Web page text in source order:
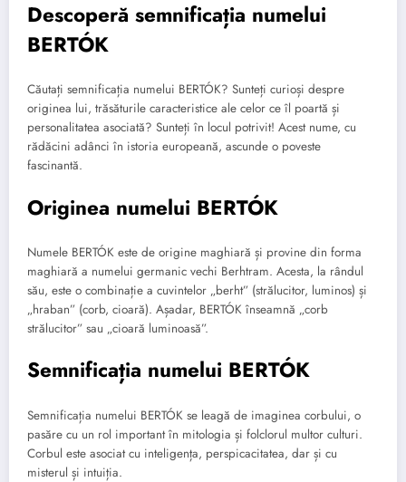
Descoperă semnificația numelui
BERTÓK
Căutați semnificația numelui BERTÓK? Sunteți curioși despre
originea lui, trăsăturile caracteristice ale celor ce îl poartă și
personalitatea asociată? Sunteți în locul potrivit! Acest nume, cu
rădăcini adânci în istoria europeană, ascunde o poveste
fascinantă.
Originea numelui BERTÓK
Numele BERTÓK este de origine maghiară și provine din forma
maghiară a numelui germanic vechi Berhtram. Acesta, la rândul
său, este o combinație a cuvintelor „berht” (strălucitor, luminos) și
„hraban” (corb, cioară). Așadar, BERTÓK înseamnă „corb
strălucitor” sau „cioară luminoasă”.
Semnificația numelui BERTÓK
Semnificația numelui BERTÓK se leagă de imaginea corbului, o
pasăre cu un rol important în mitologia și folclorul multor culturi.
Corbul este asociat cu inteligența, perspicacitatea, dar și cu
misterul și intuiția.